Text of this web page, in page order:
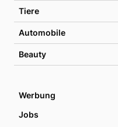
Tiere
Automobile
Beauty
Werbung
Jobs